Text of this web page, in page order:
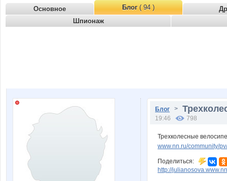
Основное Блог( 94 )
Шпионаж
Блог >
19:46 798
Трехколесные
www.nn.ru/community/
Поделиться:
http://